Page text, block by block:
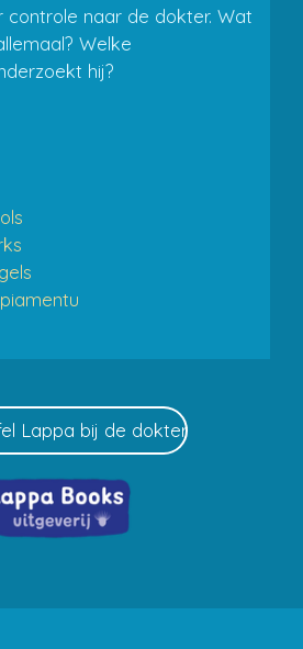
controle naar de dokter. Wat
Welke
hij?
Lappa bij de dokter